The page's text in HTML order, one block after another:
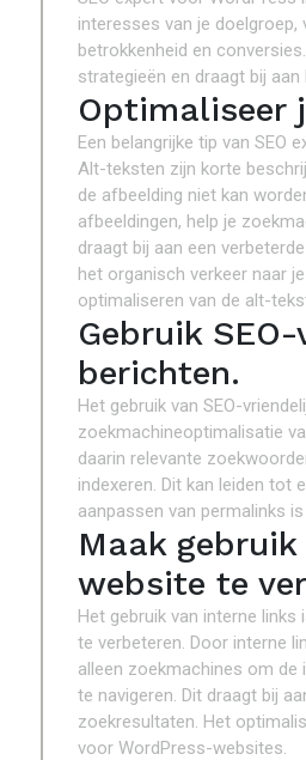
interesses van je
betrokkenheid en
strategieën en draagt bij
Optimaliseer
Een belangrijke tip van
Alt-teksten zijn korte
de afbeelding niet kan
afbeeldingen, help je
draagt bij aan een
het organisch verkeer naar
optimaliseren van de alt-
Gebruik
berichten.
Het gebruik van SEO-
zoekmachineoptimalisatie
daarin relevante
indexeren. Dit kan leiden tot
aanpassen van permalinks
Maak
website te
Het gebruik van interne
te verbeteren. Door interne
alleen zoekmachines om de
te navigeren. Dit draagt bij
zoekresultaten. Het
voor WordPress-websites.